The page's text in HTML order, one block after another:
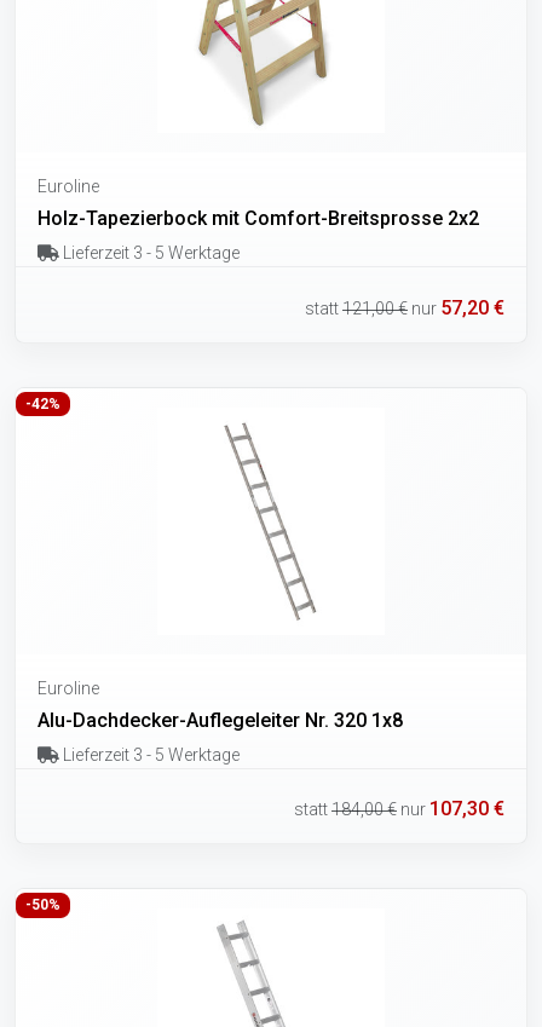
Euroline
Holz-Tapezierbock mit Comfort-Breitsprosse 2x2
Lieferzeit 3 - 5 Werktage
statt121,00 € nur 57,20 €
-42%
Euroline
Alu-Dachdecker-Auflegeleiter Nr. 320 1x8
Lieferzeit 3 - 5 Werktage
statt184,00 € nur 107,30 €
-50%